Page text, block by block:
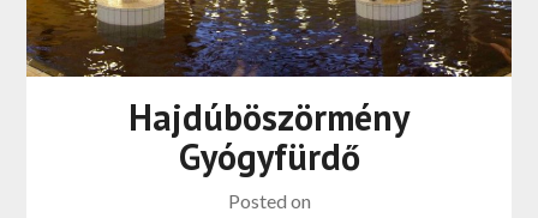
Hajdúböszörmény
Gyógyfürdő
Posted on